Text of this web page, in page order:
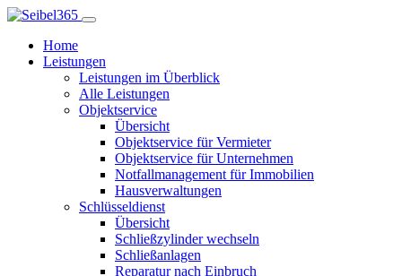
Home
Leistungen
Leistungen im Überblick
Alle Leistungen
Objektservice
Übersicht
Objektservice für Vermieter
Objektservice für Unternehmen
Notfallmanagement für Immobilien
Hausverwaltungen
Schlüsseldienst
Übersicht
Schließzylinder wechseln
Schließanlagen
Reparatur nach Einbruch